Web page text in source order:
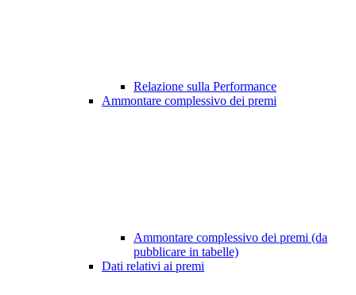
Relazione sulla Performance
Ammontare complessivo dei premi
Ammontare complessivo dei premi (da
pubblicare in tabelle)
Dati relativi ai premi